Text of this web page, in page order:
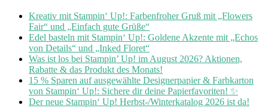
Kreativ mit Stampin‘ Up!: Farbenfroher Gruß mit „Flowers
Fair“ und „Einfach gute Grüße“
Edel basteln mit Stampin‘ Up!: Goldene Akzente mit „Echos
von Details“ und „Inked Floret“
Was ist los bei Stampin’ Up! im August 2026? Aktionen,
Rabatte & das Produkt des Monats!
15 % Sparen auf ausgewählte Designerpapier & Farbkarton
von Stampin‘ Up!: Sichere dir deine Papierfavoriten! ✨
Der neue Stampin‘ Up! Herbst-/Winterkatalog 2026 ist da!